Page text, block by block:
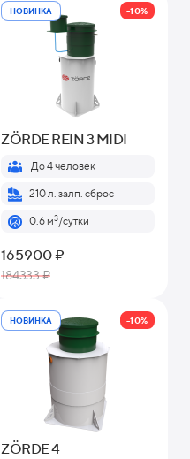
НОВИНКА -10%
ZÖRDE REIN 3 MIDI
До 4 человек
210 л. залп. сброс
0.6 м3/сутки
165900 ₽
184333 ₽
НОВИНКА -10%
ZÖRDE 4